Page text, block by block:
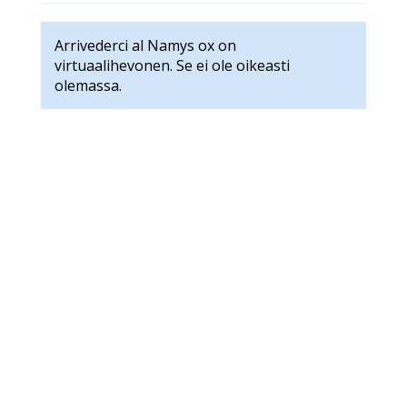
Arrivederci al Namys ox on
virtuaalihevonen. Se ei ole oikeasti
olemassa.